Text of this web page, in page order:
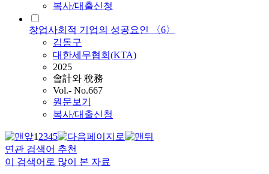
복사/대출신청
창업사회적 기업의 성공요인 〈6〉
김동구
대한세무협회(KTA)
2025
會計와 稅務
Vol.- No.667
원문보기
복사/대출신청
12345
연관 검색어 추천
이 검색어로 많이 본 자료